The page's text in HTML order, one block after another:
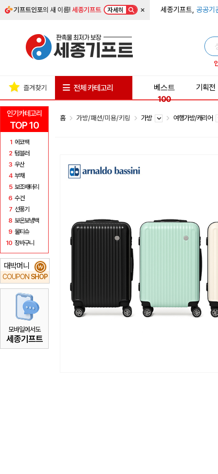
기프트인포의 새 이름!세종기프트 자세히 × 세종기프트, 공공기
인기카테고리
TOP 10
1 에코백
2 텀블러
3 우산
4 부채
5 보조배터리
6 수건
7 선풍기
8 보온보냉백
9 물티슈
10 장바구니
대박머니
COUPON SHOP
₩
모바일에서도
세종기프트
즐겨찾기 전체 카테고리
베스트
100
기획전
홈 가방/패션/미용/키링 가방 여행가방/캐리어